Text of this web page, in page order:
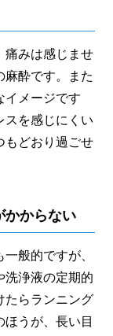
痛みは感じませ
麻酔です。また
イメージです
スを感じにくい
もどおり過ごせ
かからない
般的ですが、
洗浄液の定期的
たらランニング
うが、長い目